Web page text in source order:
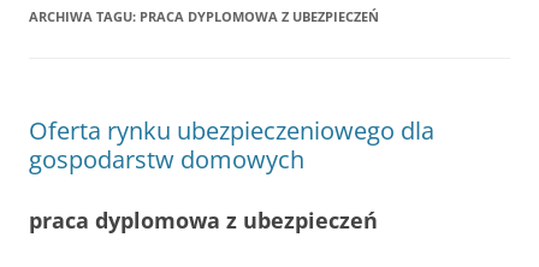
ARCHIWA TAGU: PRACA DYPLOMOWA Z UBEZPIECZEŃ
Oferta rynku ubezpieczeniowego dla
gospodarstw domowych
praca dyplomowa z ubezpieczeń